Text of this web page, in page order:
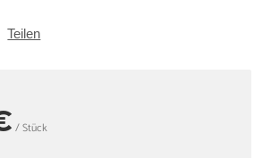
Teilen
/ Stück